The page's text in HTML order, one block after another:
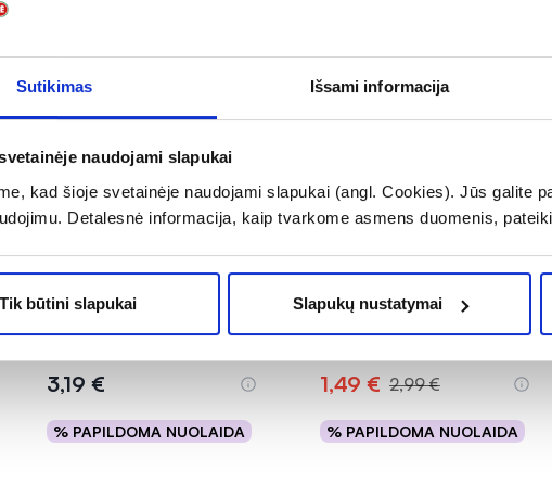
Sutikimas Išsami informacija
naudojami slapukai
kad šioje svetainėje naudojami slapukai (angl. Cookies). Jūs galite
Detalesnė informacija, kaip tvarkome asmens duomenis,
Tik būtini slapukai Slapukų nustatymai
HAPPY vaikiškos drėgnos
vnt.
(2)
3,19 €
% PAPILDOMA NUOLAIDA
Į krepšelį
-50%
INTERVION plaušinė
1,49 € 2,99 €
% PAPILDOMA NUOLAIDA
Į krepšelį